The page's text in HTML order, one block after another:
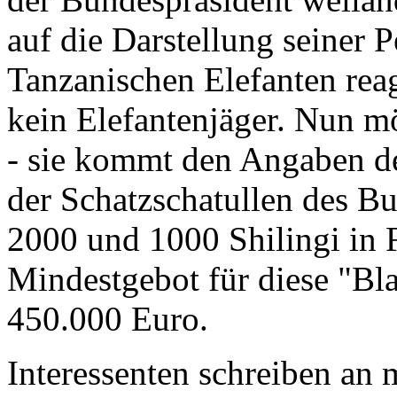
auf die Darstellung seiner
Tanzanischen Elefanten
kein Elefantenjäger. Nun
- sie kommt den Angaben
der Schatzschatullen des
2000 und 1000 Shilingi in
Mindestgebot für diese
450.000 Euro.
Interessenten schreiben